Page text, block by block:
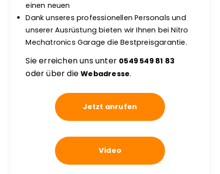
einen neuen
Dank unseres professionellen Personals und
unserer Ausrüstung bieten wir Ihnen bei Nitro
Mechatronics Garage die Bestpreisgarantie.
Sie erreichen uns unter 0549 549 81 83
oder über dieWebadresse.
Jetzt anrufen
Video